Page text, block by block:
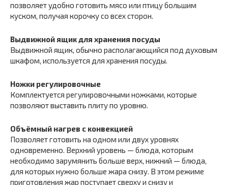
позволяет удобно готовить мясо или птицу большим
куском, получая корочку со всех сторон.
Выдвижной ящик для хранения посуды
Выдвижной ящик, обычно располагающийся под духовым
шкафом, используется для хранения посуды.
Ножки регулировочные
Комплектуется регулировочными ножками, которые
позволяют выставить плиту по уровню.
Объёмный нагрев с конвекцией
Позволяет готовить на одном или двух уровнях
одновременно. Верхний уровень — блюда, которым
необходимо зарумянить больше верх, нижний — блюда,
для которых нужно больше жара снизу. В этом режиме
приготовления жар поступает сверху и снизу и